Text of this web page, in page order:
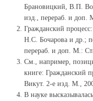
Брановицкий, В.П.
изд., перераб. и доп.
Гражданский
Н.С. Бочарова и др.;
перераб. и доп. М.:
См., например,
книге: Гражданский
Викут. 2-е изд. М.,
В науке